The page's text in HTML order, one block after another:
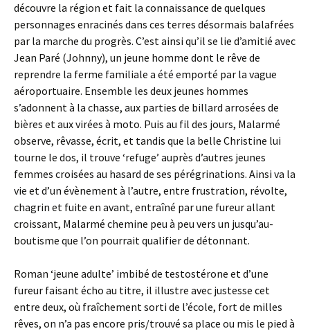
découvre la région et fait la connaissance de quelques
personnages enracinés dans ces terres désormais balafrées
par la marche du progrès. C’est ainsi qu’il se lie d’amitié avec
Jean Paré (Johnny), un jeune homme dont le rêve de
reprendre la ferme familiale a été emporté par la vague
aéroportuaire. Ensemble les deux jeunes hommes
s’adonnent à la chasse, aux parties de billard arrosées de
bières et aux virées à moto. Puis au fil des jours, Malarmé
observe, rêvasse, écrit, et tandis que la belle Christine lui
tourne le dos, il trouve ‘refuge’ auprès d’autres jeunes
femmes croisées au hasard de ses pérégrinations. Ainsi va la
vie et d’un évènement à l’autre, entre frustration, révolte,
chagrin et fuite en avant, entraîné par une fureur allant
croissant, Malarmé chemine peu à peu vers un jusqu’au-
boutisme que l’on pourrait qualifier de détonnant.
Roman ‘jeune adulte’ imbibé de testostérone et d’une
fureur faisant écho au titre, il illustre avec justesse cet
entre deux, où fraîchement sorti de l’école, fort de milles
rêves, on n’a pas encore pris/trouvé sa place ou mis le pied à